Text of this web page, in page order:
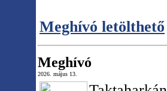
Meghívó letölthető
Meghívó
2026. május 13.